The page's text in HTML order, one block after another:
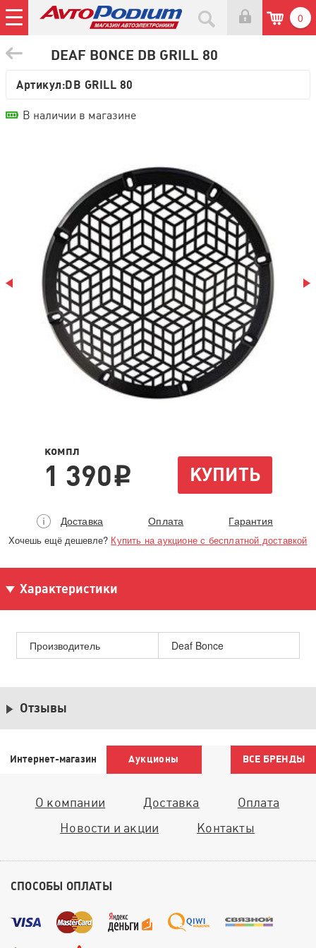
0
DEAF BONCE DB GRILL 80
Артикул:DB GRILL 80
компл
1 390i КУПИТЬ
Доставка Оплата Гарантия
Хочешь ещё дешевле? Купить на аукционе с бесплатной доставкой
В наличии в магазине
Характеристики
Производитель Deaf Bonce
Отзывы
Интернет-магазин Аукционы ВСЕ БРЕНДЫ
О компании Доставка
Оплата
Новости и акции
Контакты
СПОСОБЫ ОПЛАТЫ